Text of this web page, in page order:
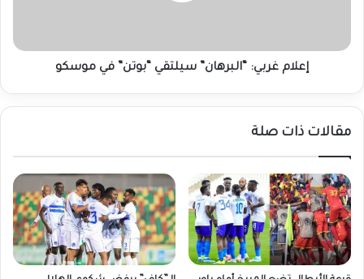
إعلام غربي: “البرهان” سيلتقي “بوتن” في موسكو
مقالات ذات صلة